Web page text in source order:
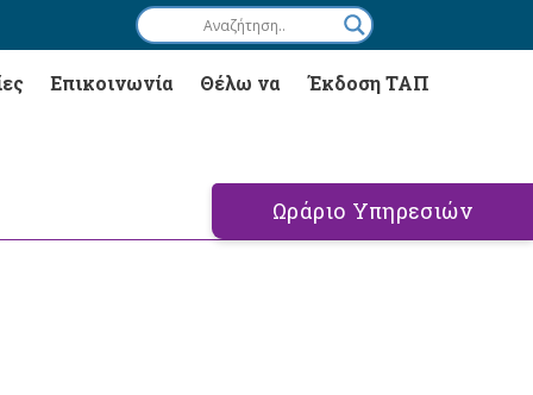
Επικοινωνία Θέλω να Έκδοση ΤΑΠ
Ωράριο Υπηρεσιών